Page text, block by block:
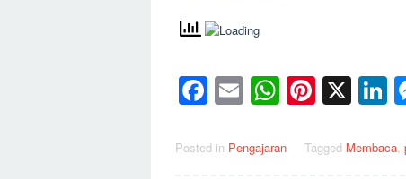
Facebook
Email X
Posted in Pengajaran Tagged Membaca,